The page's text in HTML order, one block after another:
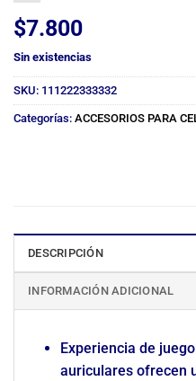
$7.800
Sin existencias
SKU: 111222333332
Categorías: ACCESORIOS PARA
DESCRIPCIÓN
INFORMACIÓN ADICIONAL
Experiencia de
auriculares ofrecen